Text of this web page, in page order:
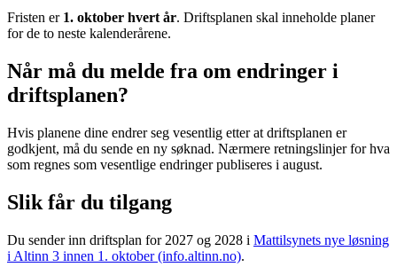
Fristen er 1. oktober hvert år. Driftsplanen skal inneholde planer
for de to neste kalenderårene.
Når må du melde fra om endringer i
driftsplanen?
Hvis planene dine endrer seg vesentlig etter at driftsplanen er
godkjent, må du sende en ny søknad. Nærmere retningslinjer for hva
som regnes som vesentlige endringer publiseres i august.
Slik får du tilgang
Du sender inn driftsplan for 2027 og 2028 i Mattilsynets nye løsning
i Altinn 3 innen 1. oktober (info.altinn.no).